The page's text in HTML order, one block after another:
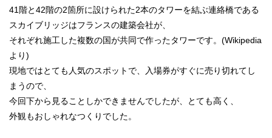
41階と42階の2箇所に設けられた2本のタワーを結ぶ連絡橋である
スカイブリッジはフランスの建築会社が、
それぞれ施工した複数の国が共同で作ったタワーです。(Wikipedia
より)
現地ではとても人気のスポットで、入場券がすぐに売り切れてし
まうので、
今回下から見ることしかできませんでしたが、とても高く、
外観もおしゃれなつくりでした。